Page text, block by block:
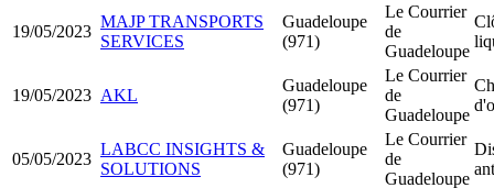
19/05/2023
MAJP TRANSPORTS
SERVICES
Guadeloupe
(971)
Le Courrier
de
Guadeloupe
19/05/2023 AKL
Guadeloupe
(971)
Le Courrier
de
Guadeloupe
05/05/2023
LABCC INSIGHTS &
SOLUTIONS
Guadeloupe
(971)
Le Courrier
de
Guadeloupe